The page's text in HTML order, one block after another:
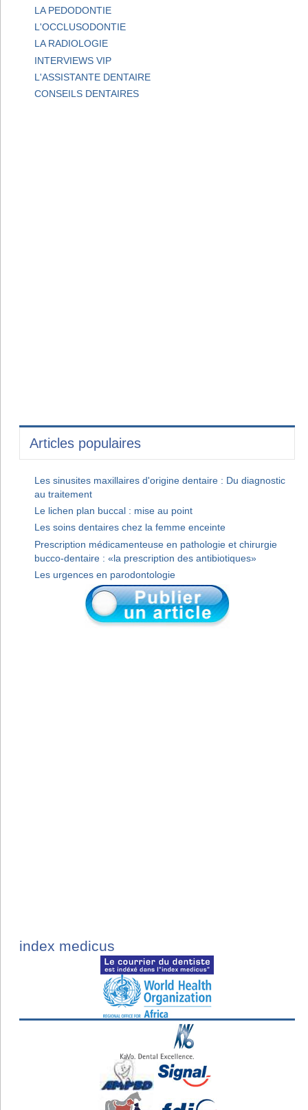
LA PEDODONTIE
L'OCCLUSODONTIE
LA RADIOLOGIE
INTERVIEWS VIP
L'ASSISTANTE DENTAIRE
CONSEILS DENTAIRES
Articles populaires
Les sinusites maxillaires d'origine dentaire : Du diagnostic
au traitement
Le lichen plan buccal : mise au point
Les soins dentaires chez la femme enceinte
Prescription médicamenteuse en pathologie et chirurgie
bucco-dentaire : «la prescription des antibiotiques»
Les urgences en parodontologie
index medicus